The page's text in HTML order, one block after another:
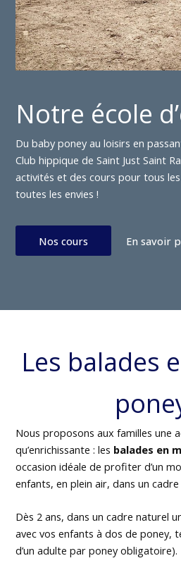
Notre école
Du baby poney au loisirs en
Club hippique de Saint Just Saint
activités et des cours pour tous
toutes les envies !
Nos cours En savoir
Les balades
Nous proposons aux familles une
qu’enrichissante : les balades en
occasion idéale de profiter d’un
enfants, en plein air, dans un
Dès 2 ans, dans un cadre naturel
avec vos enfants à dos de poney,
d’un adulte par poney obligatoire).